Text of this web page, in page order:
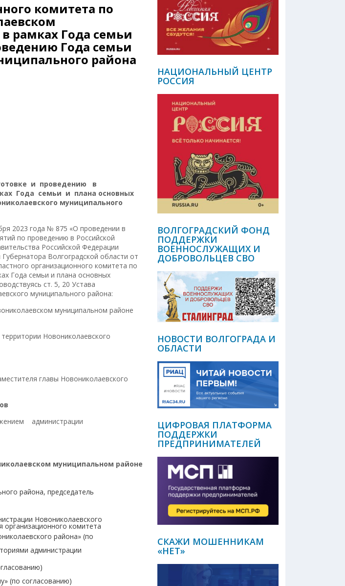
комитета по
рамках Года семьи
Года семьи
района
и проведению в
Года семьи и плана основных
муниципального
2023 года № 875 «О проведении в
по проведению в Российской
Российской Федерации
Волгоградской области от
организационного комитета по
Года семьи и плана основных
ст. 5, 20 Устава
муниципального района:
муниципальном районе
Новониколаевского
главы Новониколаевского
администрации
муниципальном районе
района, председатель
Новониколаевского
организационного комитета
района» (по
администрации
(по согласованию)
НАЦИОНАЛЬНЫЙ ЦЕНТР
РОССИЯ
ВОЛГОГРАДСКИЙ ФОНД
ПОДДЕРЖКИ
ВОЕННОСЛУЖАЩИХ И
ДОБРОВОЛЬЦЕВ СВО
НОВОСТИ ВОЛГОГРАДА И
ОБЛАСТИ
ЦИФРОВАЯ ПЛАТФОРМА
ПОДДЕРЖКИ
ПРЕДПРИНИМАТЕЛЕЙ
СКАЖИ МОШЕННИКАМ
«НЕТ»